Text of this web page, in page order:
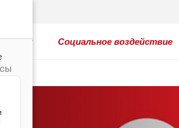
Социальное воздействие